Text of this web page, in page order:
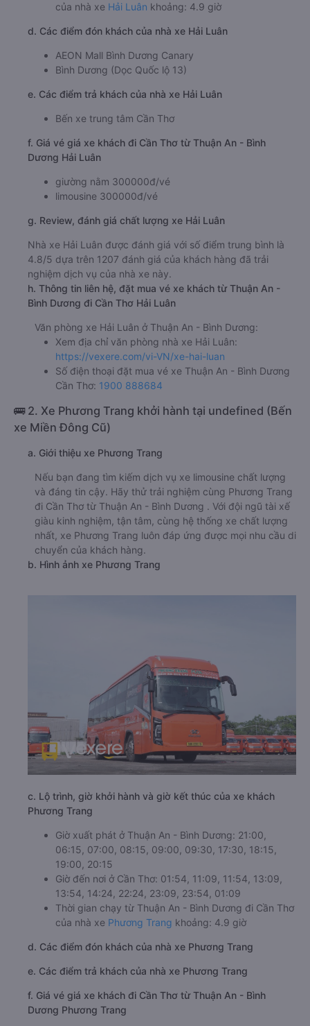
của nhà xe Hải Luân khoảng: 4.9 giờ
d. Các điểm đón khách của nhà xe Hải Luân
AEON Mall Bình Dương Canary
Bình Dương (Dọc Quốc lộ 13)
e. Các điểm trả khách của nhà xe Hải Luân
Bến xe trung tâm Cần Thơ
f. Giá vé giá xe khách đi Cần Thơ từ Thuận An - Bình
Dương Hải Luân
giường nằm 300000đ/vé
limousine 300000đ/vé
g. Review, đánh giá chất lượng xe Hải Luân
Nhà xe Hải Luân được đánh giá với số điểm trung bình là
4.8/5 dựa trên 1207 đánh giá của khách hàng đã trải
nghiệm dịch vụ của nhà xe này.
h. Thông tin liên hệ, đặt mua vé xe khách từ Thuận An -
Bình Dương đi Cần Thơ Hải Luân
Văn phòng xe Hải Luân ở Thuận An - Bình Dương:
Xem địa chỉ văn phòng nhà xe Hải Luân:
https://vexere.com/vi-VN/xe-hai-luan
Số điện thoại đặt mua vé xe Thuận An - Bình Dương
Cần Thơ: 1900 888684
🚌 2. Xe Phương Trang khởi hành tại undefined (Bến
xe Miền Đông Cũ)
a. Giới thiệu xe Phương Trang
Nếu bạn đang tìm kiếm dịch vụ xe limousine chất lượng
và đáng tin cậy. Hãy thử trải nghiệm cùng Phương Trang
đi Cần Thơ từ Thuận An - Bình Dương . Với đội ngũ tài xế
giàu kinh nghiệm, tận tâm, cùng hệ thống xe chất lượng
nhất, xe Phương Trang luôn đáp ứng được mọi nhu cầu di
chuyển của khách hàng.
b. Hình ảnh xe Phương Trang
c. Lộ trình, giờ khởi hành và giờ kết thúc của xe khách
Phương Trang
Giờ xuất phát ở Thuận An - Bình Dương: 21:00,
06:15, 07:00, 08:15, 09:00, 09:30, 17:30, 18:15,
19:00, 20:15
Giờ đến nơi ở Cần Thơ: 01:54, 11:09, 11:54, 13:09,
13:54, 14:24, 22:24, 23:09, 23:54, 01:09
Thời gian chạy từ Thuận An - Bình Dương đi Cần Thơ
của nhà xe Phương Trang khoảng: 4.9 giờ
d. Các điểm đón khách của nhà xe Phương Trang
e. Các điểm trả khách của nhà xe Phương Trang
f. Giá vé giá xe khách đi Cần Thơ từ Thuận An - Bình
Dương Phương Trang